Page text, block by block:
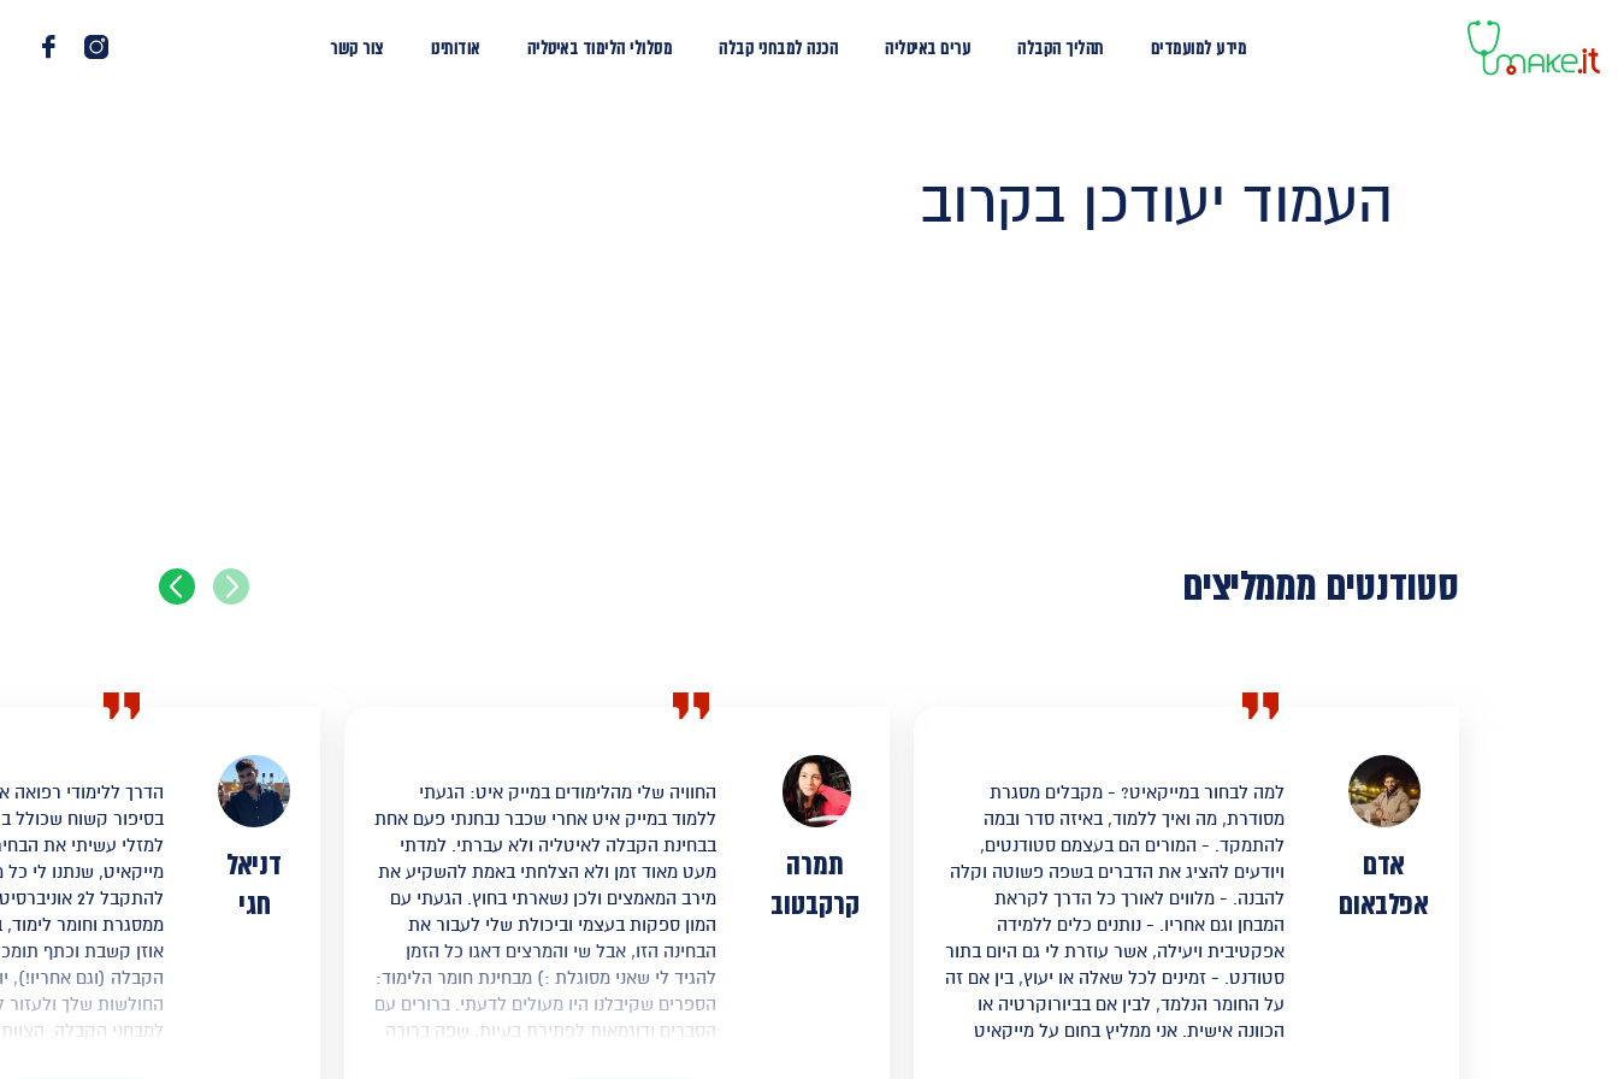
מידע למועמדים תהליך הקבלה ערים באיטליה הכנה למבחני קבלה מסלולי הלימוד באיטליה אודותינו צור קשר
העמוד יעודכן בקרוב
סטודנטים מממליצים
אדם
אפלבאום
למה לבחור במייקאיט? - מקבלים מסגרת
מסודרת, מה ואיך ללמוד, באיזה סדר ובמה
להתמקד. - המורים הם בעצמם סטודנטים,
ויודעים להציג את הדברים בשפה פשוטה וקלה
להבנה. - מלווים לאורך כל הדרך לקראת
המבחן וגם אחריו. - נותנים כלים ללמידה
אפקטיבית ויעילה, אשר עוזרת לי גם היום בתור
סטודנט. - זמינים לכל שאלה או יעוץ, בין אם זה
על החומר הנלמד, לבין אם בביורוקרטיה או
הכוונה אישית. אני ממליץ בחום על מייקאיט
תמרה
קרקבטוב
החוויה שלי מהלימודים במייק איט: הגעתי
ללמוד במייק איט אחרי שכבר נבחנתי פעם אחת
בבחינת הקבלה לאיטליה ולא עברתי. למדתי
מעט מאוד זמן ולא הצלחתי באמת להשקיע את
מירב המאמצים ולכן נשארתי בחוץ. הגעתי עם
המון ספקות בעצמי וביכולת שלי לעבור את
הבחינה הזו, אבל שי והמרצים דאגו כל הזמן
להגיד לי שאני מסוגלת :) מבחינת חומר הלימוד:
הספרים שקיבלנו היו מעולים לדעתי. ברורים עם
הסברים ודוגמאות לפתירת בעיות, שפה ברורה
דניאל
חגי
הדרך ללימודי
בסיפור קשוח שכולל
למזלי עשיתי את
מייקאיט, שנתנו לי
להתקבל ל2
ממסגרת וחומר
אוזן קשבת וכתף
הקבלה (וגם אחריו!),
החולשות שלך ולעזור
למבחני הקבלה.